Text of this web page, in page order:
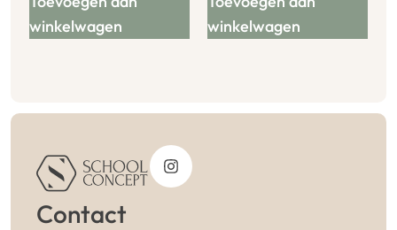
winkelwagen
winkelwagen
Contact